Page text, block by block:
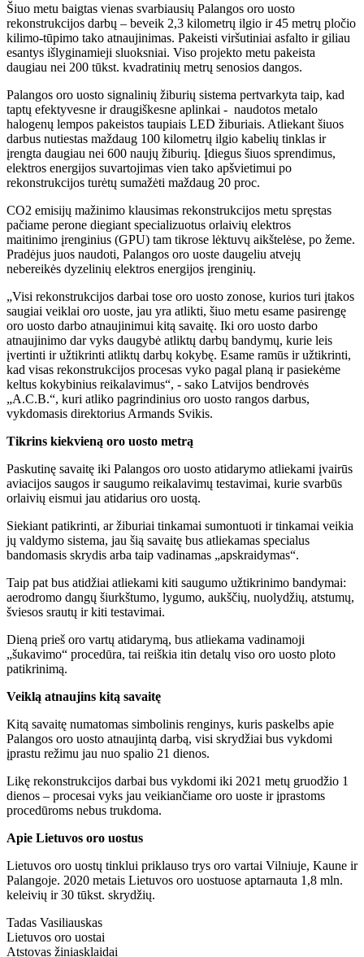
Šiuo metu baigtas vienas svarbiausių Palangos oro uosto
rekonstrukcijos darbų – beveik 2,3 kilometrų ilgio ir 45 metrų pločio
kilimo-tūpimo tako atnaujinimas. Pakeisti viršutiniai asfalto ir giliau
esantys išlyginamieji sluoksniai. Viso projekto metu pakeista
daugiau nei 200 tūkst. kvadratinių metrų senosios dangos.
Palangos oro uosto signalinių žiburių sistema pertvarkyta taip, kad
taptų efektyvesne ir draugiškesne aplinkai - naudotos metalo
halogenų lempos pakeistos taupiais LED žiburiais. Atliekant šiuos
darbus nutiestas maždaug 100 kilometrų ilgio kabelių tinklas ir
įrengta daugiau nei 600 naujų žiburių. Įdiegus šiuos sprendimus,
elektros energijos suvartojimas vien tako apšvietimui po
rekonstrukcijos turėtų sumažėti maždaug 20 proc.
CO2 emisijų mažinimo klausimas rekonstrukcijos metu spręstas
pačiame perone diegiant specializuotus orlaivių elektros
maitinimo įrenginius (GPU) tam tikrose lėktuvų aikštelėse, po žeme.
Pradėjus juos naudoti, Palangos oro uoste daugeliu atvejų
nebereikės dyzelinių elektros energijos įrenginių.
„Visi rekonstrukcijos darbai tose oro uosto zonose, kurios turi įtakos
saugiai veiklai oro uoste, jau yra atlikti, šiuo metu esame pasirengę
oro uosto darbo atnaujinimui kitą savaitę. Iki oro uosto darbo
atnaujinimo dar vyks daugybė atliktų darbų bandymų, kurie leis
įvertinti ir užtikrinti atliktų darbų kokybę. Esame ramūs ir užtikrinti,
kad visas rekonstrukcijos procesas vyko pagal planą ir pasiekėme
keltus kokybinius reikalavimus“, - sako Latvijos bendrovės
„A.C.B.“, kuri atliko pagrindinius oro uosto rangos darbus,
vykdomasis direktorius Armands Svikis.
Tikrins kiekvieną oro uosto metrą
Paskutinę savaitę iki Palangos oro uosto atidarymo atliekami įvairūs
aviacijos saugos ir saugumo reikalavimų testavimai, kurie svarbūs
orlaivių eismui jau atidarius oro uostą.
Siekiant patikrinti, ar žiburiai tinkamai sumontuoti ir tinkamai veikia
jų valdymo sistema, jau šią savaitę bus atliekamas specialus
bandomasis skrydis arba taip vadinamas „apskraidymas“.
Taip pat bus atidžiai atliekami kiti saugumo užtikrinimo bandymai:
aerodromo dangų šiurkštumo, lygumo, aukščių, nuolydžių, atstumų,
šviesos srautų ir kiti testavimai.
Dieną prieš oro vartų atidarymą, bus atliekama vadinamoji
„šukavimo“ procedūra, tai reiškia itin detalų viso oro uosto ploto
patikrinimą.
Veiklą atnaujins kitą savaitę
Kitą savaitę numatomas simbolinis renginys, kuris paskelbs apie
Palangos oro uosto atnaujintą darbą, visi skrydžiai bus vykdomi
įprastu režimu jau nuo spalio 21 dienos.
Likę rekonstrukcijos darbai bus vykdomi iki 2021 metų gruodžio 1
dienos – procesai vyks jau veikiančiame oro uoste ir įprastoms
procedūroms nebus trukdoma.
Apie Lietuvos oro uostus
Lietuvos oro uostų tinklui priklauso trys oro vartai Vilniuje, Kaune ir
Palangoje. 2020 metais Lietuvos oro uostuose aptarnauta 1,8 mln.
keleivių ir 30 tūkst. skrydžių.
Tadas Vasiliauskas
Lietuvos oro uostai
Atstovas žiniasklaidai